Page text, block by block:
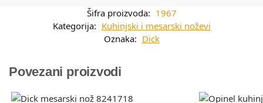
Šifra proizvoda: 1967
Kategorija: Kuhinjski i mesarski noževi
Oznaka: Dick
Povezani proizvodi